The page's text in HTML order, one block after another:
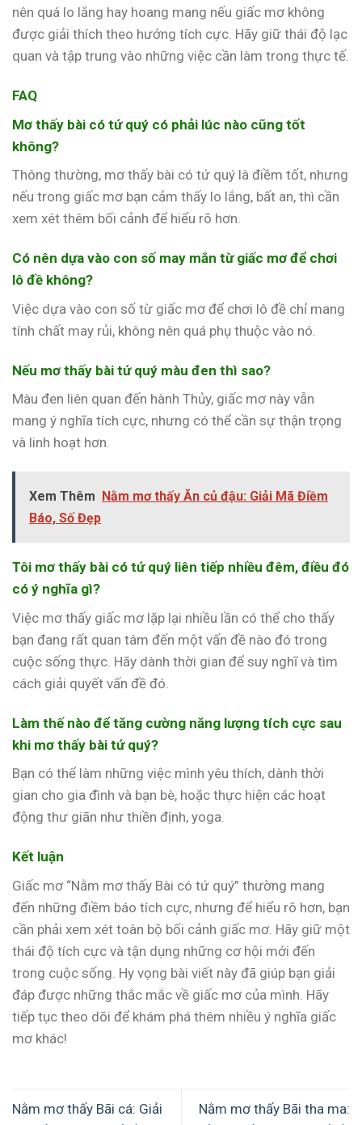
nên quá lo lắng hay hoang mang nếu giấc mơ không
được giải thích theo hướng tích cực. Hãy giữ thái độ lạc
quan và tập trung vào những việc cần làm trong thực tế.
FAQ
Mơ thấy bài có tứ quý có phải lúc nào cũng tốt
không?
Thông thường, mơ thấy bài có tứ quý là điềm tốt, nhưng
nếu trong giấc mơ bạn cảm thấy lo lắng, bất an, thì cần
xem xét thêm bối cảnh để hiểu rõ hơn.
Có nên dựa vào con số may mắn từ giấc mơ để chơi
lô đề không?
Việc dựa vào con số từ giấc mơ để chơi lô đề chỉ mang
tính chất may rủi, không nên quá phụ thuộc vào nó.
Nếu mơ thấy bài tứ quý màu đen thì sao?
Màu đen liên quan đến hành Thủy, giấc mơ này vẫn
mang ý nghĩa tích cực, nhưng có thể cần sự thận trọng
và linh hoạt hơn.
Xem Thêm
Nằm mơ thấy Ăn củ đậu: Giải Mã Điềm
Báo, Số Đẹp
Tôi mơ thấy bài có tứ quý liên tiếp nhiều đêm, điều đó
có ý nghĩa gì?
Việc mơ thấy giấc mơ lặp lại nhiều lần có thể cho thấy
bạn đang rất quan tâm đến một vấn đề nào đó trong
cuộc sống thực. Hãy dành thời gian để suy nghĩ và tìm
cách giải quyết vấn đề đó.
Làm thế nào để tăng cường năng lượng tích cực sau
khi mơ thấy bài tứ quý?
Bạn có thể làm những việc mình yêu thích, dành thời
gian cho gia đình và bạn bè, hoặc thực hiện các hoạt
động thư giãn như thiền định, yoga.
Kết luận
Giấc mơ “Nằm mơ thấy Bài có tứ quý” thường mang
đến những điềm báo tích cực, nhưng để hiểu rõ hơn, bạn
cần phải xem xét toàn bộ bối cảnh giấc mơ. Hãy giữ một
thái độ tích cực và tận dụng những cơ hội mới đến
trong cuộc sống. Hy vọng bài viết này đã giúp bạn giải
đáp được những thắc mắc về giấc mơ của mình. Hãy
tiếp tục theo dõi để khám phá thêm nhiều ý nghĩa giấc
mơ khác!
Nằm mơ thấy Bãi cá: Giải
Nằm mơ thấy Bãi tha ma: